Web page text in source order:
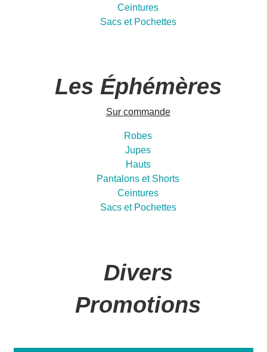
Ceintures
Sacs et Pochettes
Les Éphémères
Sur commande
Robes
Jupes
Hauts
Pantalons et Shorts
Ceintures
Sacs et Pochettes
Divers
Promotions